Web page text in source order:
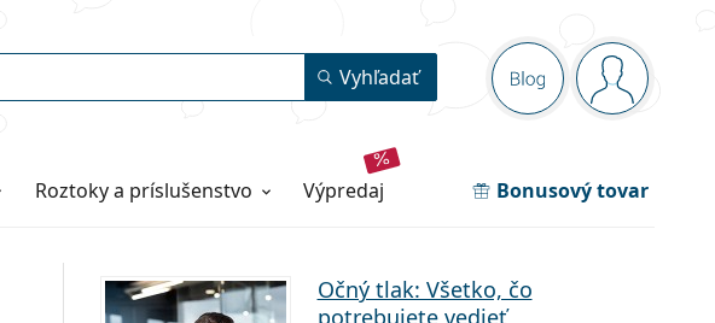
Navigačný panel
Blog ste
Vyhľadať
Roztoky a príslušenstvo výpredaj Bonusový tovar
Očný tlak: Všetko, čo
potrebujete vedieť